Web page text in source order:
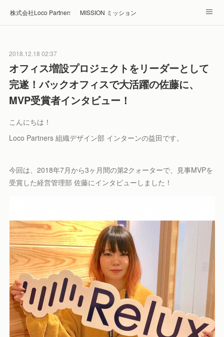
株式会社Loco Partners 🏠HomeMISSION ミッション
ホテル・旅館の宿泊予約はRelux
2018.12.18 02:37
オフィス増設プロジェクトをリーダーとして
完遂！バックオフィスで大活躍の佐藤に、
MVP受賞者インタビュー！
こんにちは！
Loco Partners 組織デザイン部 インターンの益田です。
今回は、2018年7月から3ヶ月間の第2クォーターで、見事MVPを
受賞した経営管理部 佐藤にインタビューしました！